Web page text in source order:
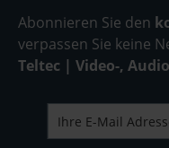
Abonnieren Sie den
verpassen Sie keine
Teltec | Video-,